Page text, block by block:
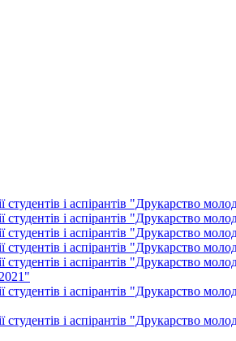
і аспірантів "Друкарство
і аспірантів "Друкарство
і аспірантів "Друкарство
і аспірантів "Друкарство
і аспірантів "Друкарство
і аспірантів "Друкарство
і аспірантів "Друкарство